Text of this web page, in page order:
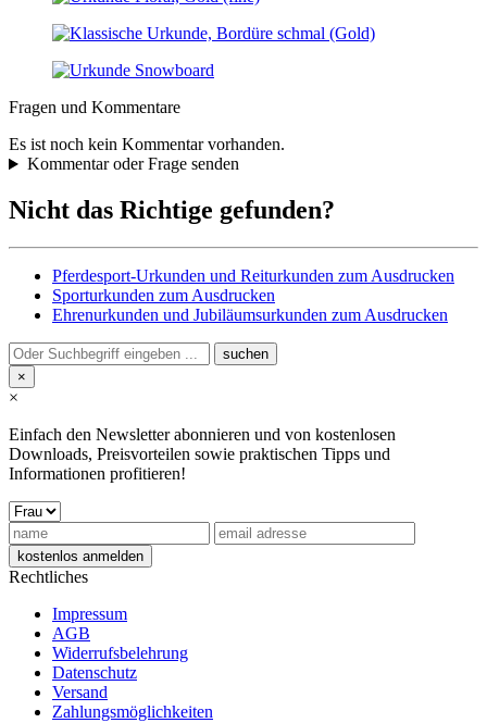
Fragen und Kommentare
Es ist noch kein Kommentar vorhanden.
Kommentar oder Frage senden
Nicht das Richtige gefunden?
Pferdesport-Urkunden und Reiturkunden zum Ausdrucken
Sporturkunden zum Ausdrucken
Ehrenurkunden und Jubiläumsurkunden zum Ausdrucken
×
×
Einfach den Newsletter abonnieren und von kostenlosen
Downloads, Preisvorteilen sowie praktischen Tipps und
Informationen profitieren!
Rechtliches
Impressum
AGB
Widerrufsbelehrung
Datenschutz
Versand
Zahlungsmöglichkeiten